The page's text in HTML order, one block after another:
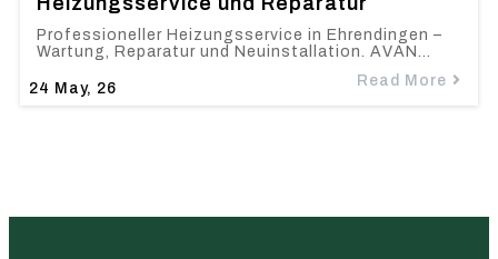
24 May, 26
Professioneller Heizungsservice in Ehrendingen –
Wartung, Reparatur und Neuinstallation. AVAN…
Read More